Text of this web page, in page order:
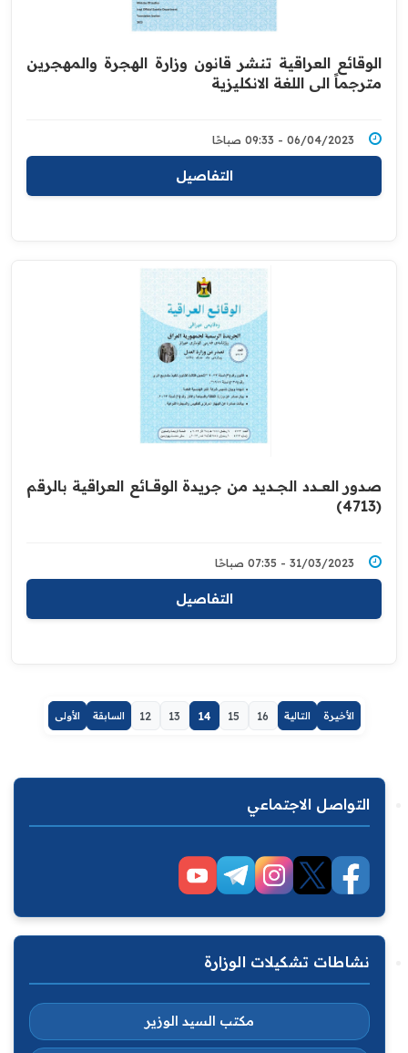
الوقائع العراقية تنشر قانون وزارة الهجرة والمهجرين
مترجماً الى اللغة الانكليزية
06/04/2023 - 09:33 صباحًا
التفاصيل
صدور العــــدد الجـــديد من جريدة ‏الوقــــائع العراقية بالرقم
(4713)‏
31/03/2023 - 07:35 صباحًا
التفاصيل
الأولى السابقة 12 13 14 15 16 التالية الأخيرة
التواصل الاجتماعي
نشاطات تشكيلات الوزارة
مكتب السيد الوزير